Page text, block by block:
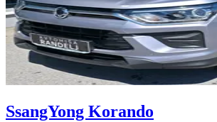
SsangYong Korando